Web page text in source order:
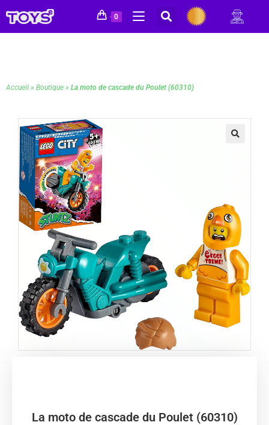
0
Accueil » Boutique » La moto de cascade du Poulet (60310)
La moto de cascade du Poulet (60310)